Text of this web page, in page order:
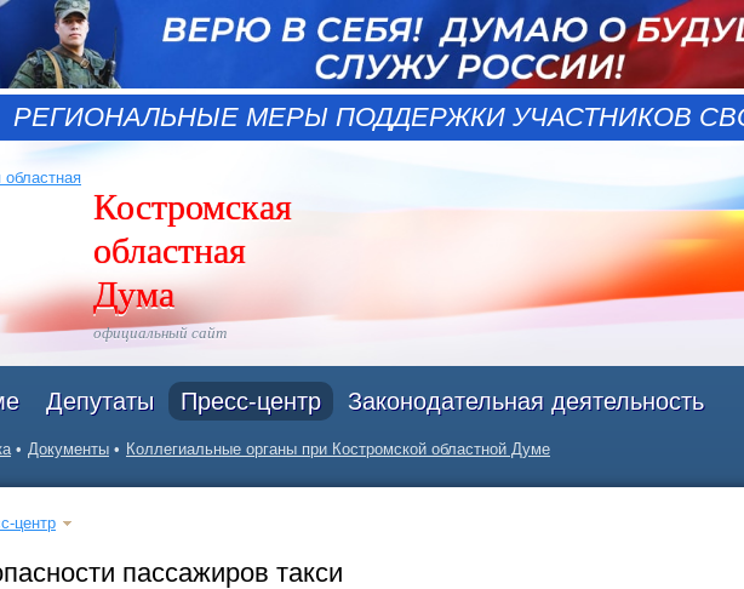
РЕГИОНАЛЬНЫЕ МЕРЫ ПОДДЕРЖКИ УЧАСТНИКОВ
Костромская
областная
Дума
официальный сайт
Депутаты Пресс-центр Законодательная деятельность
Документы Коллегиальные органы при Костромской областной Думе
центр
пассажиров такси